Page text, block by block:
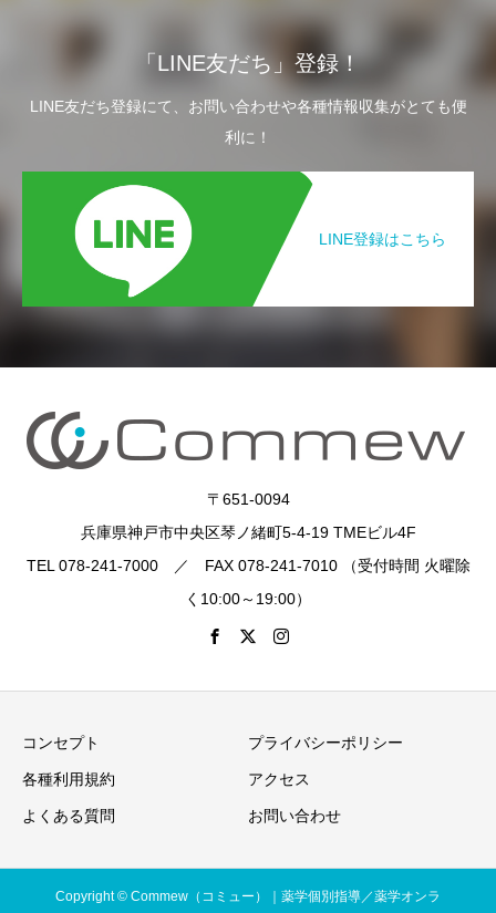
「LINE友だち」登録！
LINE友だち登録にて、お問い合わせや各種情報収集がとても便
利に！
LINE登録はこちら
〒651-0094
兵庫県神戸市中央区琴ノ緒町5-4-19 TMEビル4F
TEL 078-241-7000 ／ FAX 078-241-7010 （受付時間 火曜除
く10:00～19:00）
コンセプト プライバシーポリシー
各種利用規約 アクセス
よくある質問 お問い合わせ
Copyright © Commew（コミュー）｜薬学個別指導／薬学オンラ